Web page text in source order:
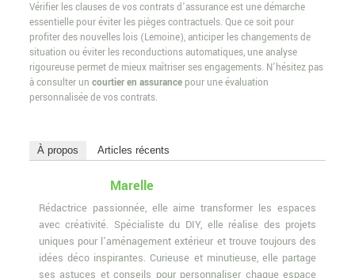
Vérifier les clauses de vos contrats d’assurance est une démarche
essentielle pour éviter les pièges contractuels. Que ce soit pour
profiter des nouvelles lois (Lemoine), anticiper les changements de
situation ou éviter les reconductions automatiques, une analyse
rigoureuse permet de mieux maîtriser ses engagements. N’hésitez pas
à consulter un courtier en assurancepour une évaluation
personnalisée de vos contrats.
À propos Articles récents
Marelle
Rédactrice passionnée, elle aime transformer les espaces
avec créativité. Spécialiste du DIY, elle réalise des projets
uniques pour l'aménagement extérieur et trouve toujours des
idées déco inspirantes. Curieuse et minutieuse, elle partage
ses astuces et conseils pour personnaliser chaque espace